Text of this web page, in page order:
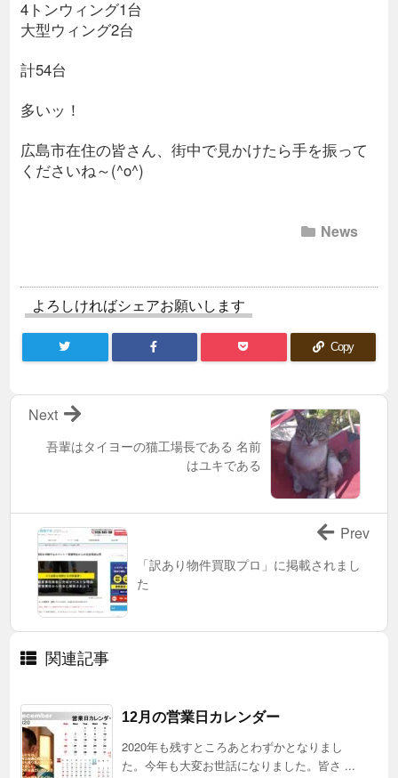
4トンウィング1台
大型ウィング2台
計54台
多いッ！
広島市在住の皆さん、街中で見かけたら手を振って
くださいね～(^o^)
News
よろしければシェアお願いします
Copy
吾輩はタイヨーの猫工場長である 名前
はユキである
Next
「訳あり物件買取プロ」に掲載されまし
た
Prev
関連記事
12月の営業日カレンダー
2020年も残すところあとわずかとなりまし
た。今年も大変お世話になりました。皆さ ...